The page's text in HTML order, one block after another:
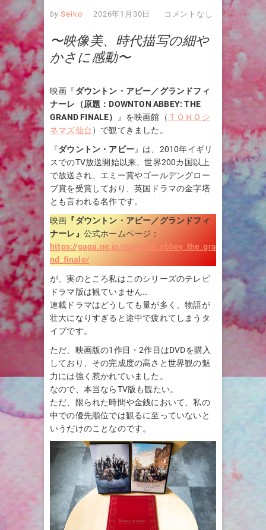
by Seiko 2026年1月30日 コメントなし
〜映像美、時代描写の細や
かさに感動〜
映画『ダウントン・アビー／グランドフィ
ナーレ（原題：DOWNTON ABBEY: THE
GRAND FINALE）
』を映画館（ ＴＯＨＯシ
ネマズ仙台）で観てきました。
『ダウントン・アビー』は、2010年イギリ
スでのTV放送開始以来、世界200カ国以上
で放送され、エミー賞やゴールデングロー
ブ賞を受賞しており、英国ドラマの金字塔
とも言われる名作です。
映画 『ダウントン・アビー／グランドフィ
ナーレ 』 公式ホームページ：
https://gaga.ne.jp/downton_abbey_the_gra
nd_finale/
が、実のところ私はこのシリーズのテレビ
ドラマ版は観ていません…
連載ドラマはどうしても量が多く、物語が
壮大になりすぎると途中で疲れてしまうタ
イプです。
ただ、映画版の1作目・2作目はDVDを購入
しており、その完成度の高さと世界観の魅
力には強く惹かれていました。
なので、本当ならTV版も観たい。
ただ、限られた時間や金銭において、私の
中での優先順位では観るに至っていないと
いうだけのことなのです。